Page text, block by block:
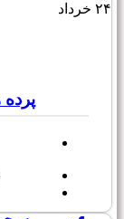
۲۴ خرداد